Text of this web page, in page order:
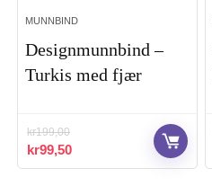
MUNNBIND
Designmunnbind –
Turkis med fjær
kr199,00
Opprinnelig
pris
kr99,50Nåværende
pris